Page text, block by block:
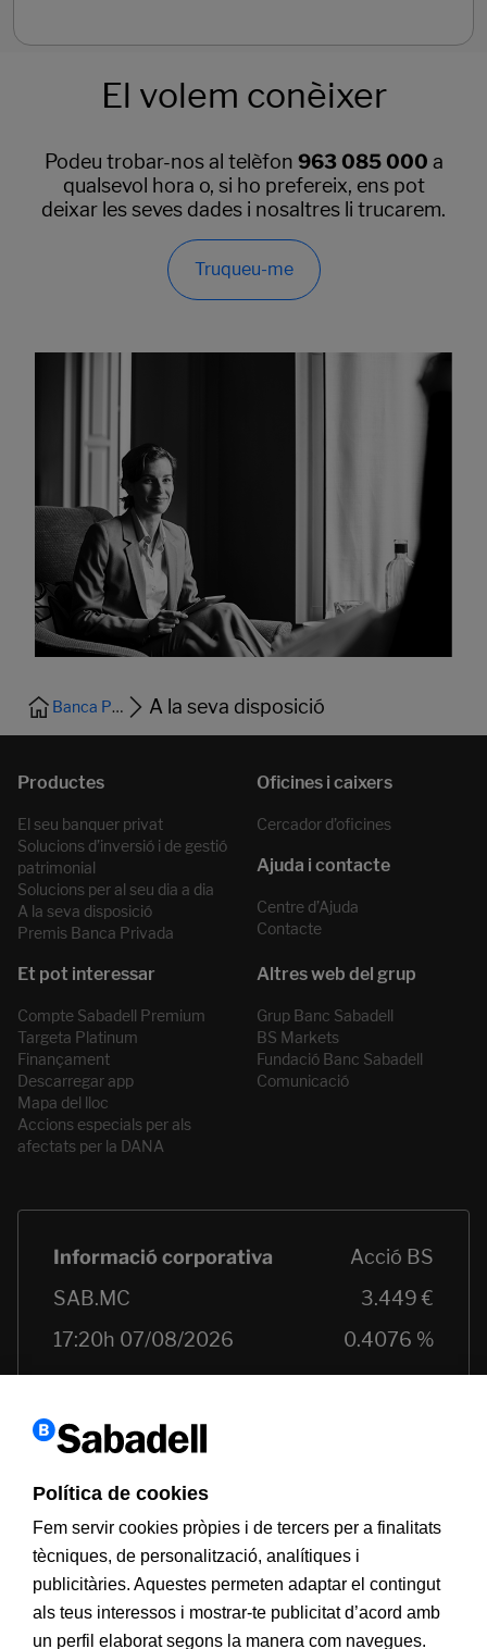
El volem conèixer
Podeu trobar-nos al telèfon 963 085 000 a
qualsevol hora o, si ho prefereix, ens pot
deixar les seves dades i nosaltres li trucarem.
Truqueu-me
Banca Privada A la seva disposició
El seu banquer privat
Solucions d’inversió i de gestió
patrimonial
Solucions per al seu dia a dia
A la seva disposició
Premis Banca Privada
Cercador d’oficines
Centre d’Ajuda
Contacte
Compte Sabadell Premium
Targeta Platinum
Finançament
Descarregar app
Mapa del lloc
Accions especials per als
afectats per la DANA
Grup Banc Sabadell
BS Markets
Fundació Banc Sabadell
Comunicació
Informació a clients PSD2
Avís legalPolítica de cookies
Política de cookies
Fem servir cookies pròpies i de tercers per a finalitats
tècniques, de personalització, analítiques i
publicitàries. Aquestes permeten adaptar el contingut
als teus interessos i mostrar-te publicitat d’acord amb
un perfil elaborat segons la manera com navegues.